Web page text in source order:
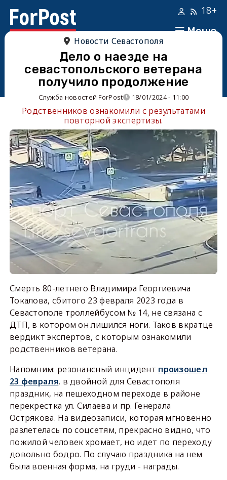
Меню
18+
Новости Севастополя
Дело о наезде на
севастопольского ветерана
получило продолжение
Служба новостей ForPost 18/01/2024 - 11:00
Родственников ознакомили с результатами
повторной экспертизы.
Смерть 80-летнего Владимира Георгиевича
Токалова, сбитого 23 февраля 2023 года в
Севастополе троллейбусом № 14, не связана с
ДТП, в котором он лишился ноги. Таков вкратце
вердикт экспертов, с которым ознакомили
родственников ветерана.
Напомним: резонансный инцидент произошел
23 февраля, в двойной для Севастополя
праздник, на пешеходном переходе в районе
перекрестка ул. Силаева и пр. Генерала
Острякова. На видеозаписи, которая мгновенно
разлетелась по соцсетям, прекрасно видно, что
пожилой человек хромает, но идет по переходу
довольно бодро. По случаю праздника на нем
была военная форма, на груди - награды.